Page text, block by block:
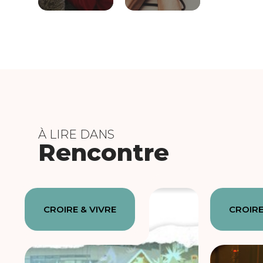
À LIRE DANS
Rencontre
CROIRE & VIVRE